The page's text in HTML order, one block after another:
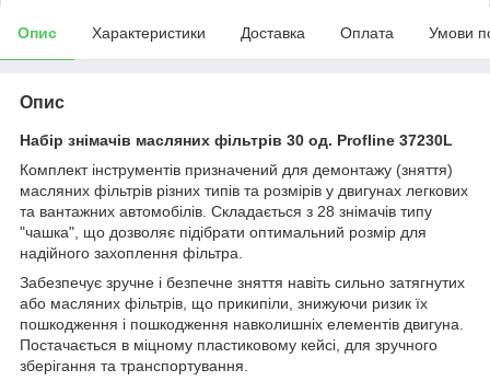
Опис Характеристики Доставка Оплата Умови
Опис
Набір знімачів масляних фільтрів 30 од. Profline 37230L
Комплект інструментів призначений для демонтажу (зняття)
масляних фільтрів різних типів та розмірів у двигунах легкових
та вантажних автомобілів. Складається з 28 знімачів типу
"чашка", що дозволяє підібрати оптимальний розмір для
надійного захоплення фільтра.
Забезпечує зручне і безпечне зняття навіть сильно затягнутих
або масляних фільтрів, що прикипіли, знижуючи ризик їх
пошкодження і пошкодження навколишніх елементів двигуна.
Постачається в міцному пластиковому кейсі, для зручного
зберігання та транспортування.